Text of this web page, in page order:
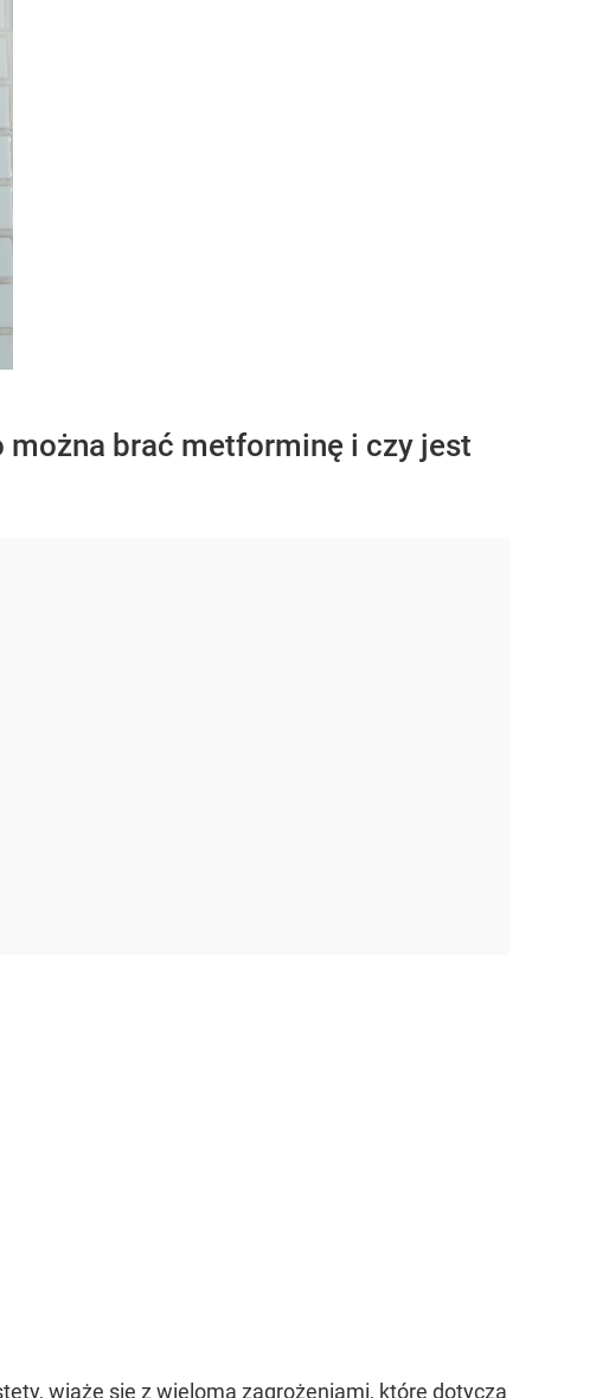
brać metforminę i czy jest
wiąże się z wieloma zagrożeniami, które dotyczą